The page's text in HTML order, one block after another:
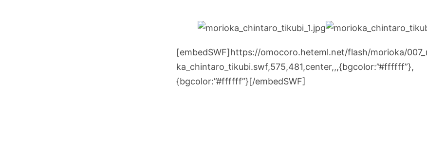
[embedSWF]https://omocoro.heteml.net/flash/morioka/
ka_chintaro_tikubi.swf,575,481,center,,,{bgcolor:”#ffffff”},
{bgcolor:”#ffffff”}[/embedSWF]